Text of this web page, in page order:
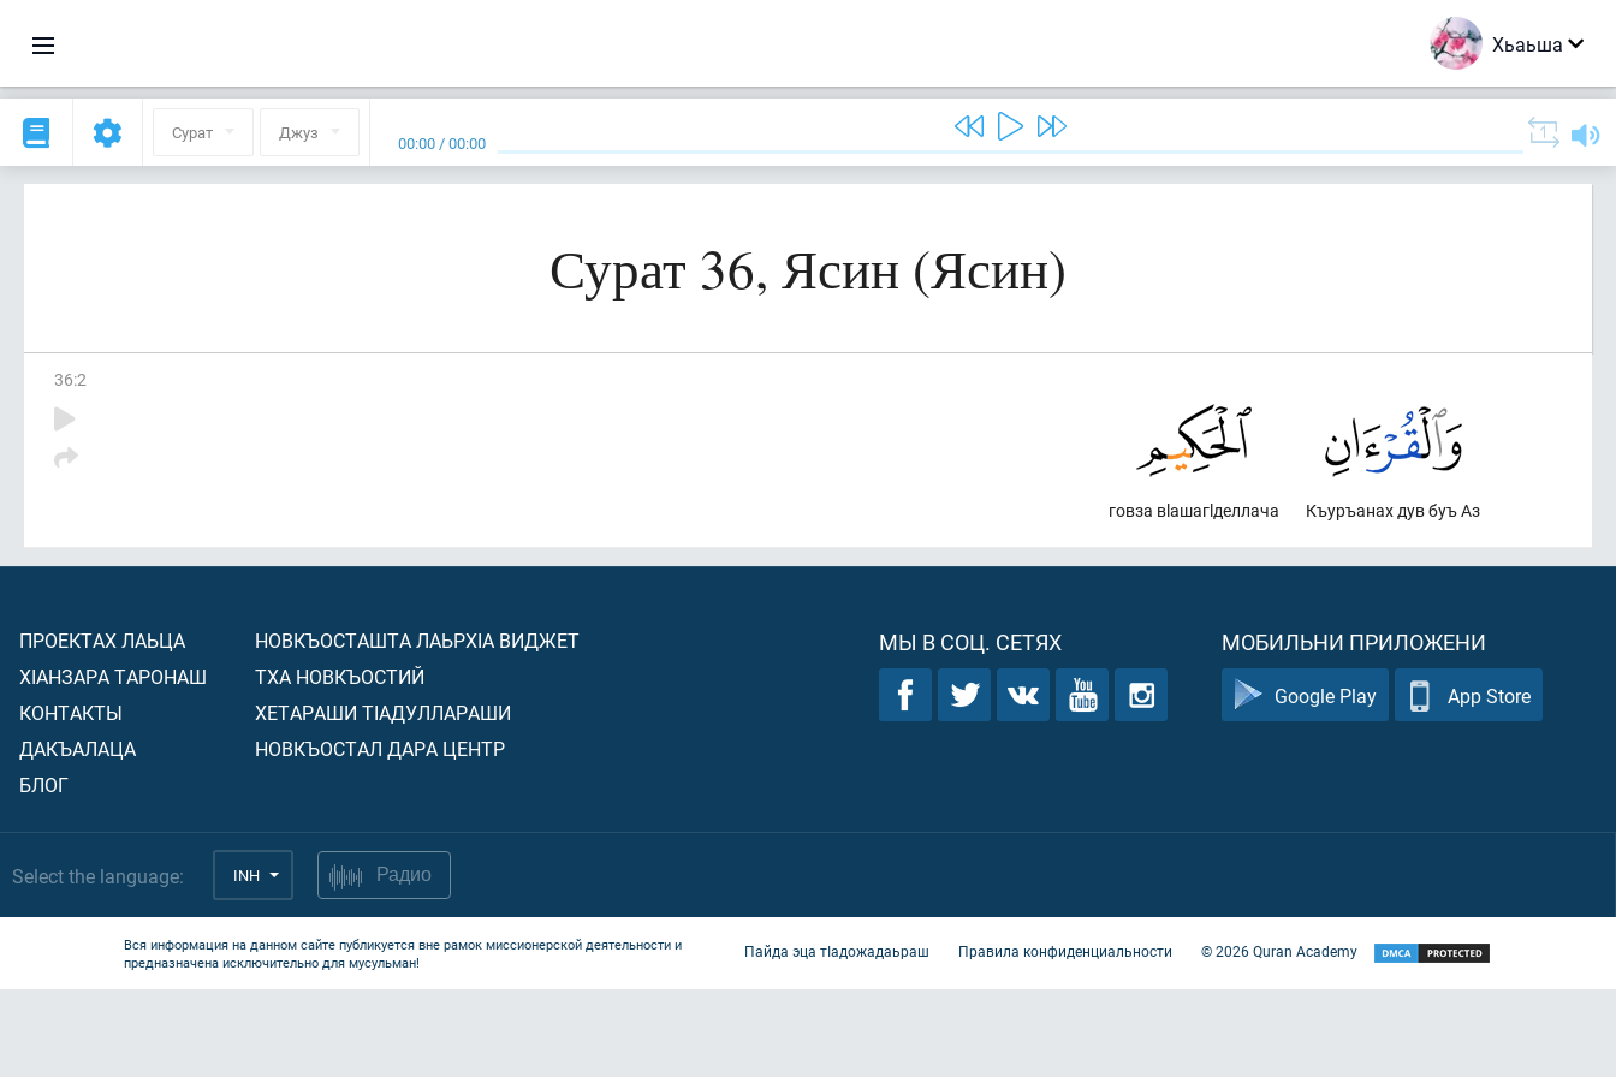
Хьаьша
Сурат Джуз 00:00 /00:00
Сурат 36, Ясин (Ясин)
36:2
Къуръанах дув буъ Аз
говза вlашагlделлача
ПРОЕКТАХ ЛАЬЦА
ХIАНЗАРА ТАРОНАШ
КОНТАКТЫ
ДАКЪАЛАЦА
БЛОГ
НОВКЪОСТАШТА ЛАЬРХIА ВИДЖЕТ
ТХА НОВКЪОСТИЙ
ХЕТАРАШИ ТIАДУЛЛАРАШИ
НОВКЪОСТАЛ ДАРА ЦЕНТР
МЫ В СОЦ. СЕТЯХ МОБИЛЬНИ ПРИЛОЖЕНИ
Google Play App Store
Select the language: INH Радио
Вся информация на данном сайте публикуется вне рамок миссионерской деятельности и
предназначена исключительно для мусульман!
Пайда эца тIадожадаьраш Правила конфиденциальности ©2026Quran Academy